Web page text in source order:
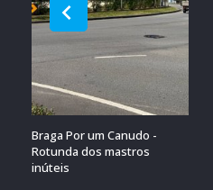
Braga Por um Canudo -
Rotunda dos mastros
inúteis